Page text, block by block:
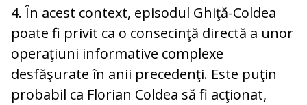
4. În acest context, episodul Ghiţă-Coldea
poate fi privit ca o consecinţă directă a unor
operaţiuni informative complexe
desfăşurate în anii precedenţi. Este puţin
probabil ca Florian Coldea să fi acţionat,